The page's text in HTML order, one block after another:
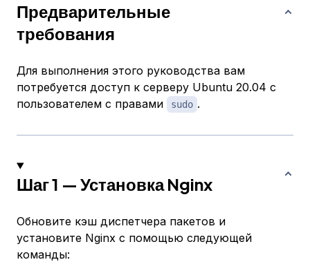
Предварительные
требования
Для выполнения этого руководства вам
потребуется доступ к серверу Ubuntu 20.04 с
пользователем с правами
sudo .
Шаг 1 — Установка Nginx
Обновите кэш диспетчера пакетов и
установите Nginx с помощью следующей
команды: